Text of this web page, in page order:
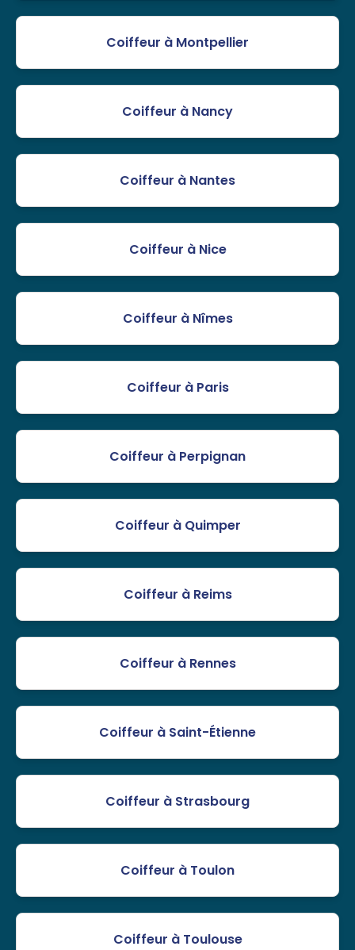
Coiffeur à Montpellier
Coiffeur à Nancy
Coiffeur à Nantes
Coiffeur à Nice
Coiffeur à Nîmes
Coiffeur à Paris
Coiffeur à Perpignan
Coiffeur à Quimper
Coiffeur à Reims
Coiffeur à Rennes
Coiffeur à Saint-Étienne
Coiffeur à Strasbourg
Coiffeur à Toulon
Coiffeur à Toulouse